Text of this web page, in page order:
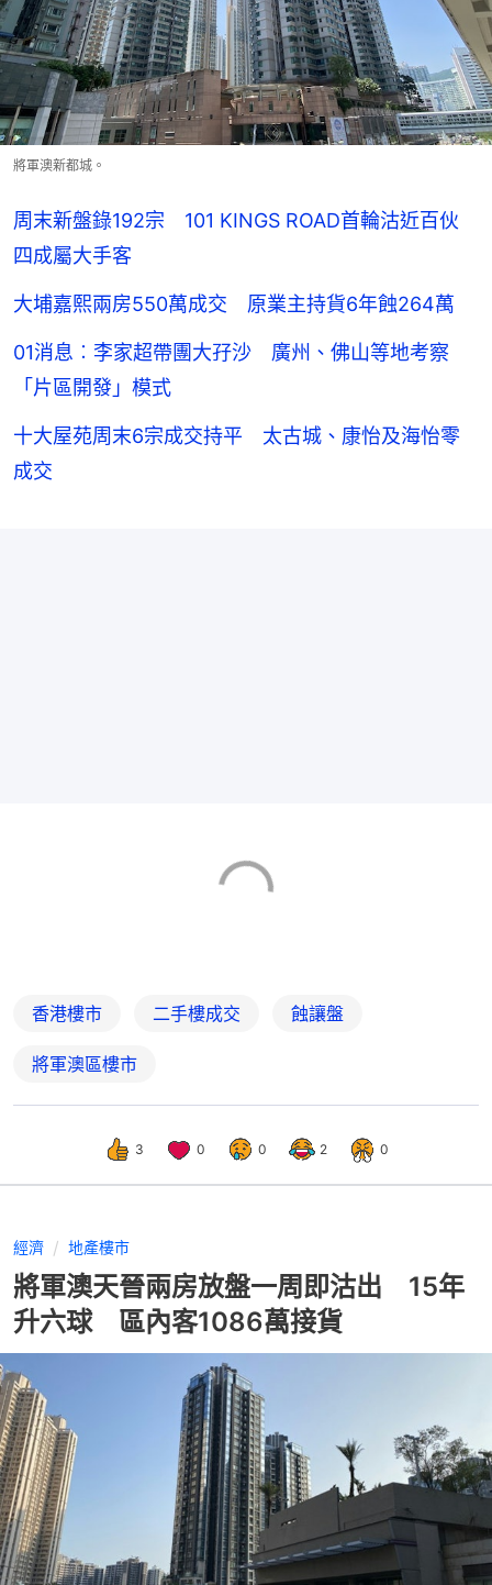
將軍澳新都城。
周末新盤錄192宗 101 KINGS ROAD首輪沽近百伙
四成屬大手客
大埔嘉熙兩房550萬成交 原業主持貨6年蝕264萬
01消息︰李家超帶團大孖沙 廣州、佛山等地考察
「片區開發」模式
十大屋苑周末6宗成交持平 太古城、康怡及海怡零
成交
香港樓市 二手樓成交 蝕讓盤
將軍澳區樓市
3 0 0 2 0
經濟 地產樓市
將軍澳天晉兩房放盤一周即沽出 15年
升六球 區內客1086萬接貨